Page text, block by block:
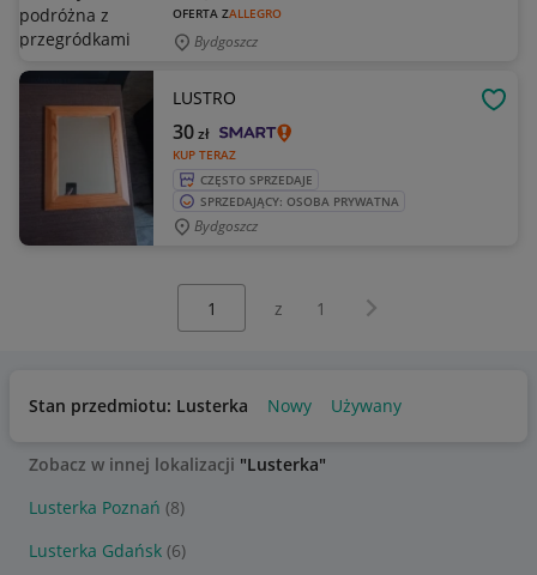
OFERTA ZALLEGRO
Bydgoszcz
LUSTRO
KUP TERAZ
30zł
CZĘSTO SPRZEDAJE
SPRZEDAJĄCY: OSOBA PRYWATNA
Bydgoszcz
z 1 Następna strona
Stan przedmiotu: Lusterka Nowy Używany
Zobacz w innej lokalizacji "Lusterka"
Lusterka Poznań (8)
Lusterka Gdańsk (6)